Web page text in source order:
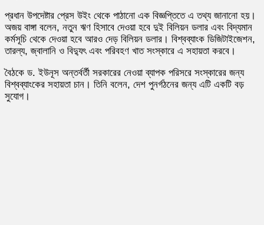
প্রধান উপদেষ্টার প্রেস উইং থেকে পাঠানো এক বিজ্ঞপ্তিতে এ তথ্য জানানো হয়।
অজয় বাঙ্গা বলেন, নতুন ঋণ হিসাবে দেওয়া হবে দুই বিলিয়ন ডলার এবং বিদ্যমান
কর্মসূচি থেকে দেওয়া হবে আরও দেড় বিলিয়ন ডলার। বিশ্বব্যাংক ডিজিটাইজেশন,
তারল্য, জ্বালানি ও বিদ্যুৎ এবং পরিবহণ খাত সংস্কারে এ সহায়তা করবে।
বৈঠকে ড. ইউনূস অন্তর্বর্তী সরকারের নেওয়া ব্যাপক পরিসরে সংস্কারের জন্য
বিশ্বব্যাংকের সহায়তা চান। তিনি বলেন, দেশ পুনর্গঠনের জন্য এটি একটি বড়
সুযোগ।